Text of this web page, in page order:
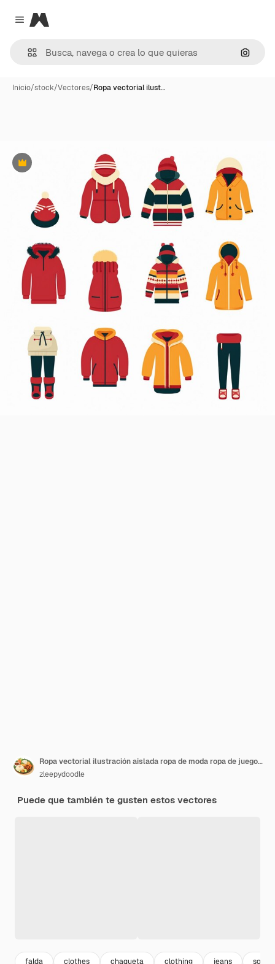
Close menu
Magnific
Inicio/stock/Vectores/Ropa vectorial ilust…
Premium
Ropa vectorial ilustración aislada ropa de moda ropa de juego icono diseño de tela
zleepydoodle
Puede que también te gusten estos vectores
falda clothes chaqueta clothing jeans